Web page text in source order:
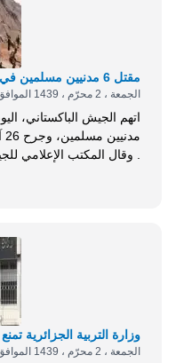
مقتل 6 مدنيين مسلمين في قصف هندي على كشمير
الجمعة ، 2 محرّم ، 1439 الموافق 22 سبتمبر 2017
. وقال المكتب الإعلامي
وزارة التربية الجزائرية
الجمعة ، 2 محرّم ، 1439 الموافق 22 سبتمبر 2017